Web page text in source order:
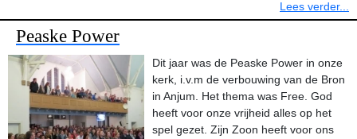
als menorahcommissie met de 35 leden van New Creation
broodjes en soep gegeten.
Om 19.00 uur begon de dienst en de bezoekers waren onder de
indruk van het programma.
Enkele reacties op deze dienst uit het gastenboek van New
Creation:
Lees verder...
Peaske Power
Dit jaar was de Peaske Power in onze
kerk, i.v.m de verbouwing van de Bron
in Anjum. Het thema was Free. God
heeft voor onze vrijheid alles op het
spel gezet. Zijn Zoon heeft voor ons